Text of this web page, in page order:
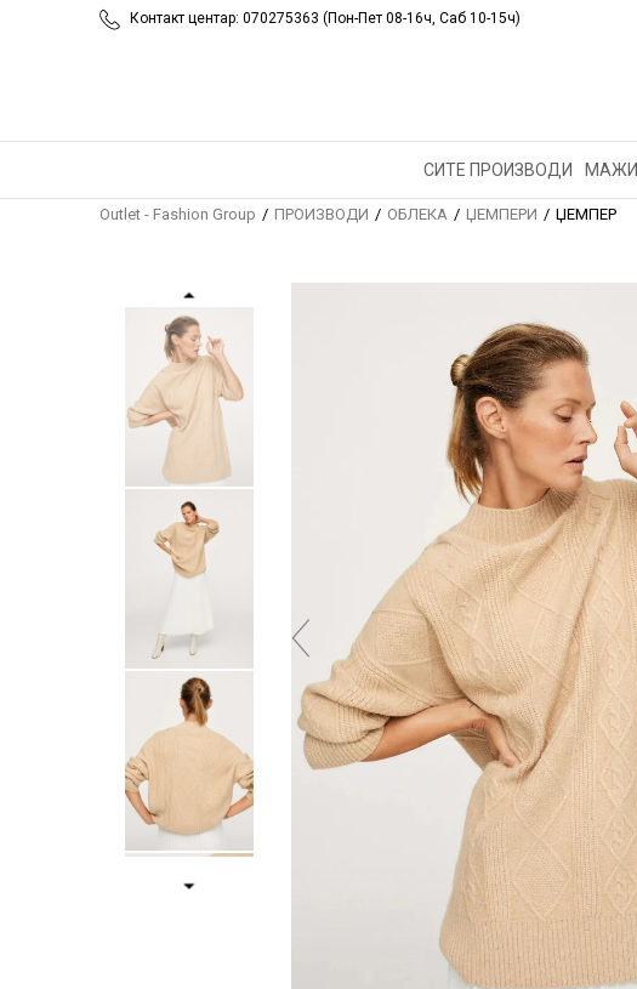
Контакт центар: 070275363 (Пон-Пет 08-16ч, Саб 10-15ч)
СИТЕ ПРОИЗВОДИ МАЖИ
Outlet - Fashion Group ПРОИЗВОДИ ОБЛЕКА ЏЕМПЕРИ ЏЕМПЕР